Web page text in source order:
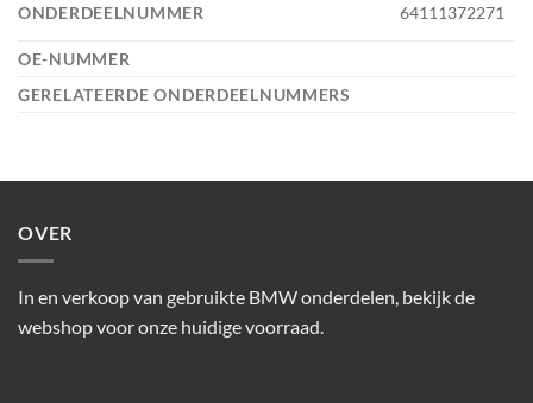
ONDERDEELNUMMER 64111372271
OE-NUMMER
GERELATEERDE ONDERDEELNUMMERS
OVER
In en verkoop van gebruikte BMW onderdelen, bekijk de
webshop voor onze huidige voorraad.